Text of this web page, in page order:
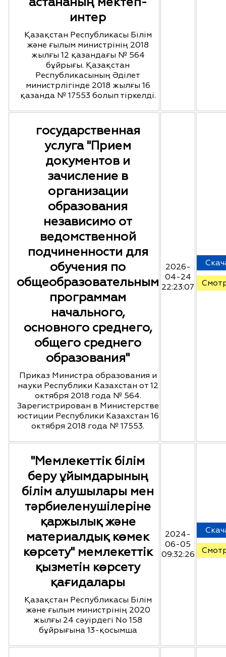
интер
Қазақстан Республикасы Білім
және ғылым министрінің 2018
жылғы 12 қазандағы № 564
бұйрығы. Қазақстан
Республикасының Әділет
министрлігінде 2018 жылғы 16
қазанда № 17553 болып тіркелді.
государственная
услуга "Прием
документов и
зачисление в
организации
образования
независимо от
ведомственной
подчиненности для
обучения по
общеобразовательным
программам
начального,
основного среднего,
общего среднего
образования"
Приказ Министра образования и
науки Республики Казахстан от 12
октября 2018 года № 564.
Зарегистрирован в Министерстве
юстиции Республики Казахстан 16
октября 2018 года № 17553.
2026-
04-24
22:23:07
"Мемлекеттік білім
беру ұйымдарының
білім алушылары мен
тәрбиеленушілеріне
қаржылық және
материалдық көмек
көрсету" мемлекеттік
қызметін көрсету
қағидалары
Қазақстан Республикасы Білім
және ғылым министрінің 2020
жылғы 24 сәуірдегі No 158
бұйрығына 13-қосымша
2024-
06-05
09:32:26